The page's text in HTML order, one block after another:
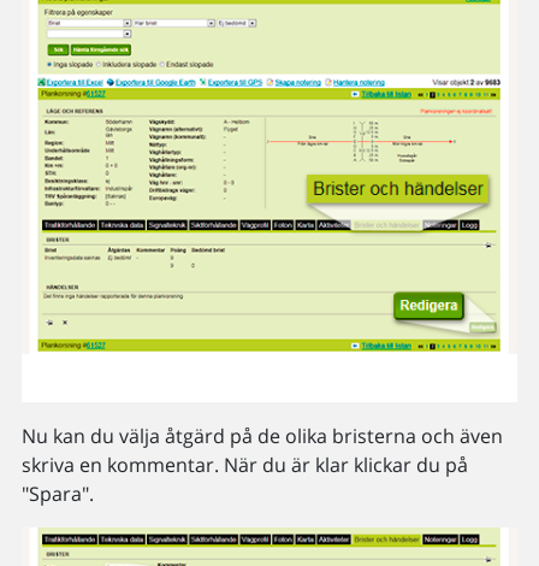
Nu kan du välja åtgärd på de olika bristerna och även
skriva en kommentar. När du är klar klickar du på
"Spara".